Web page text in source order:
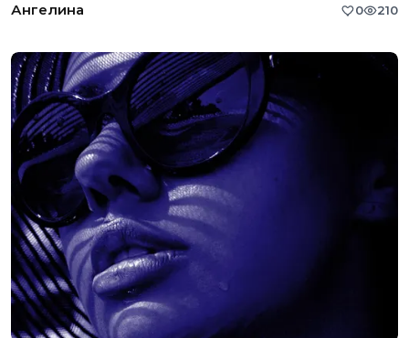
Ангелина 0 210